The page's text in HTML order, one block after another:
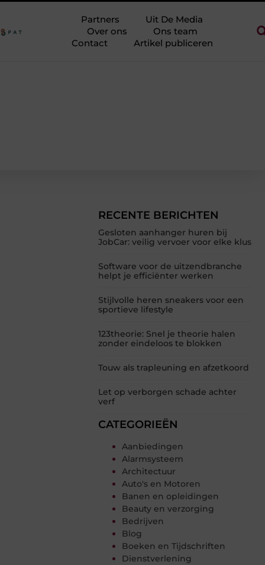
Partners
Uit De Media
Over ons
Ons team
Contact
Artikel publiceren
RECENTE BERICHTEN
Gesloten aanhanger huren bij
JobCar: veilig vervoer voor elke klus
Software voor de uitzendbranche
helpt je efficiënter werken
Stijlvolle heren sneakers voor een
sportieve lifestyle
123theorie: Snel je theorie halen
zonder eindeloos te blokken
Touw als trapleuning en afzetkoord
Let op verborgen schade achter
verf
CATEGORIEËN
Aanbiedingen
Alarmsysteem
Architectuur
Auto's en Motoren
Banen en opleidingen
Beauty en verzorging
Bedrijven
Blog
Boeken en Tijdschriften
Dienstverlening